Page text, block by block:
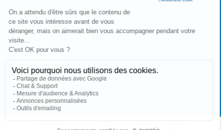
FAQ
Blog
Aide au choix rayonnage
Service de montage
Besoin d'aide ?